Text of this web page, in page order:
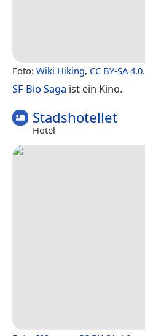
Foto: Wiki Hiking, CC BY-SA 4.0.
SF Bio Saga ist ein Kino.
Stadshotellet
Hotel